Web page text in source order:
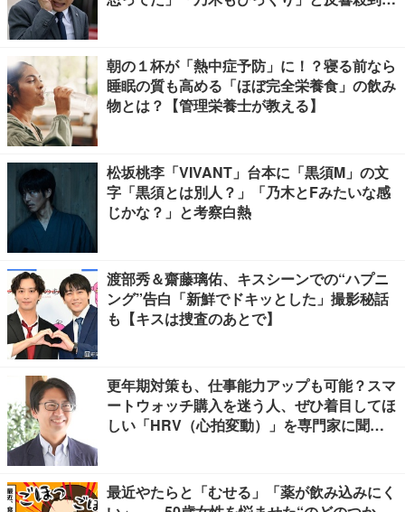
朝の１杯が「熱中症予防」に！？寝る前なら
睡眠の質も高める「ほぼ完全栄養食」の飲み
物とは？【管理栄養士が教える】
松坂桃李「VIVANT」台本に「黒須M」の文
字「黒須とは別人？」「乃木とFみたいな感
じかな？」と考察白熱
渡部秀＆齋藤璃佑、キスシーンでの“ハプニ
ング”告白「新鮮でドキッとした」撮影秘話
も【キスは捜査のあとで】
更年期対策も、仕事能力アップも可能？スマ
ートウォッチ購入を迷う人、ぜひ着目してほ
しい「HRV（心拍変動）」を専門家に聞き
最近やたらと「むせる」「薬が飲み込みにく